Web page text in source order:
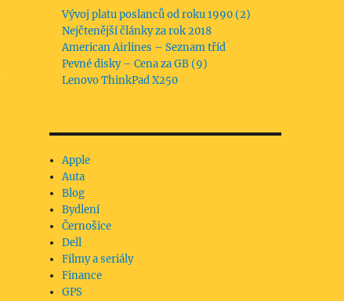
Vývoj platu poslanců od roku 1990 (2)
Nejčtenější články za rok 2018
American Airlines – Seznam tříd
Pevné disky – Cena za GB (9)
Lenovo ThinkPad X250
Apple
Auta
Blog
Bydlení
Černošice
Dell
Filmy a seriály
Finance
GPS